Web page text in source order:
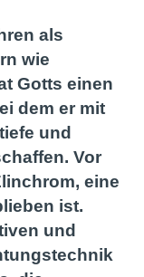
als
wie
Gotts einen
dem er mit
und
Vor
eine
ist.
und